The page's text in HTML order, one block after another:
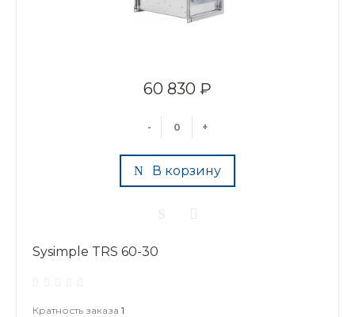
60 830 ₽
- +
В корзину
Sysimple TRS 60-30
Кратность заказа 1